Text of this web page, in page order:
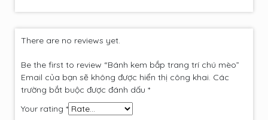
There are no reviews yet.
Be the first to review “Bánh kem bắp trang trí chú mèo”
Email của bạn sẽ không được hiển thị công khai. Các
trường bắt buộc được đánh dấu *
Your rating *